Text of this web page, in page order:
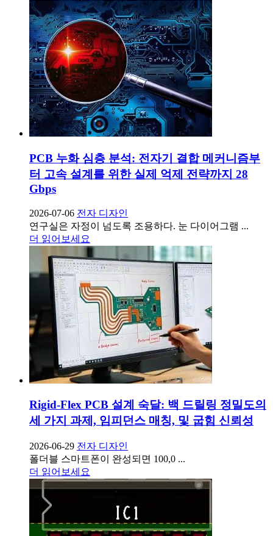
PCB 누화 심층 분석: 전자기 결합 메커니즘부
터 고속 설계를 위한 실제 억제 전략까지 28
Gbps
2026-07-06 전자 디자인
연구실은 자정이 넘도록 조용하다. 눈 다이어그램 ...
더 읽어보세요
Rigid-Flex PCB 설계 숙달: 백 드릴링 정밀도의
세 가지 과제, 임피던스 매칭, 및 굽힘 신뢰성
2026-06-29 전자 디자인
폴더블 스마트폰이 완성되면 100,0 ...
더 읽어보세요